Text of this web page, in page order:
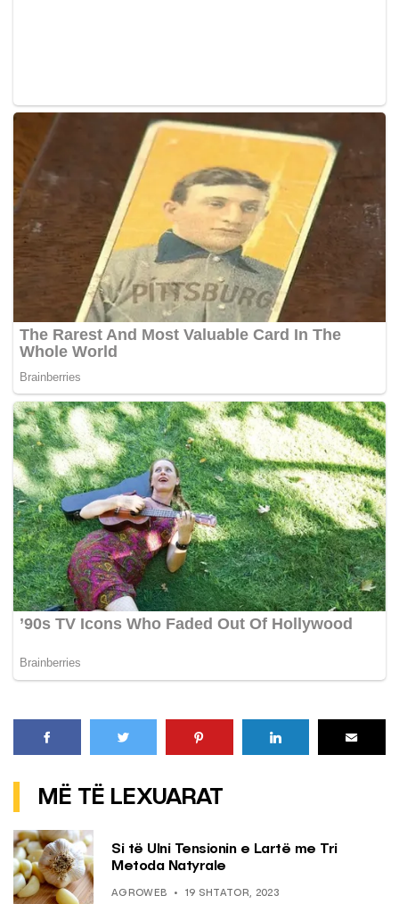
MË TË LEXUARAT
Si të Ulni Tensionin e Lartë me Tri
Metoda Natyrale
AGROWEB 19 SHTATOR, 2023